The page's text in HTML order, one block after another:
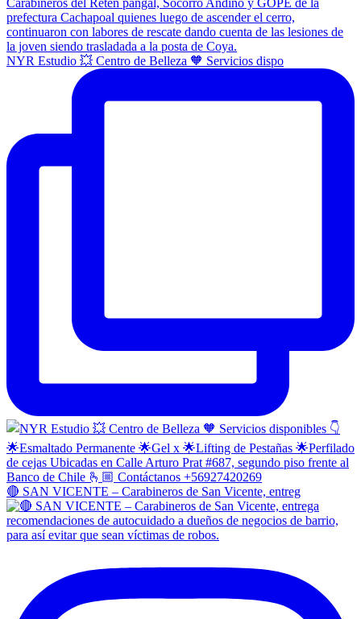
NYR Estudio 💥 Centro de Belleza 🧡 Servicios dispo
🔴 SAN VICENTE – Carabineros de San Vicente, entreg